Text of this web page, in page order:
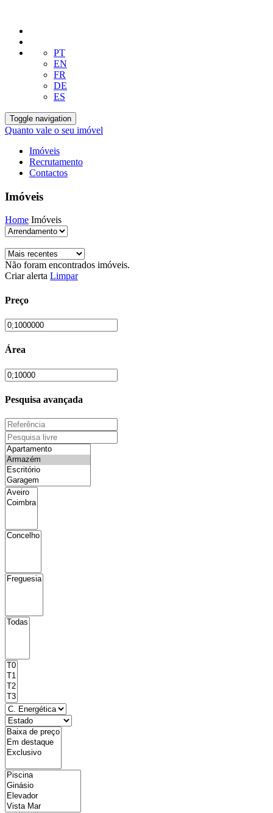
PT
EN
FR
DE
ES
Toggle navigation
Quanto vale o seu imóvel
Imóveis
Recrutamento
Contactos
Imóveis
Home Imóveis
Não foram encontrados imóveis.
Criar alerta Limpar
Preço
Área
Pesquisa avançada